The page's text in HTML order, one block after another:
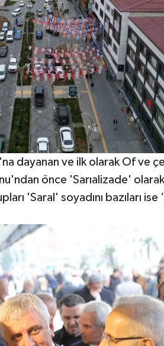
dayanan ve ilk olarak Of ve
önce 'Sarıalizade'
'Saral' soyadını bazıları ise